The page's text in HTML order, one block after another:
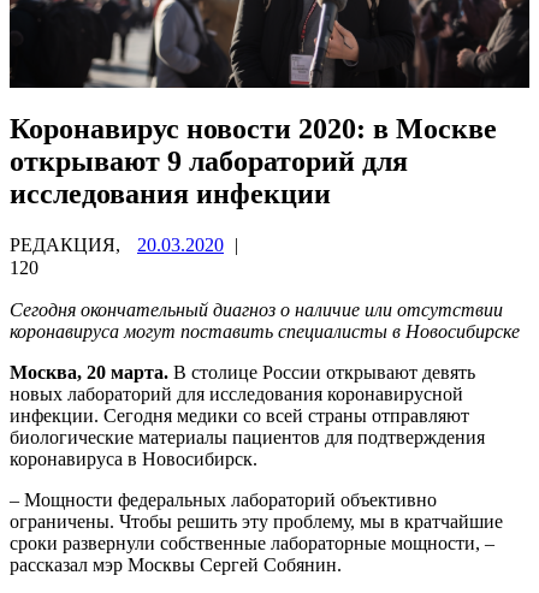
Коронавирус новости 2020: в Москве
открывают 9 лабораторий для
исследования инфекции
РЕДАКЦИЯ, 20.03.2020 |
120
Сегодня окончательный диагноз о наличие или отсутствии
коронавируса могут поставить специалисты в Новосибирске
Москва, 20 марта. В столице России открывают девять
новых лабораторий для исследования коронавирусной
инфекции. Сегодня медики со всей страны отправляют
биологические материалы пациентов для подтверждения
коронавируса в Новосибирск.
– Мощности федеральных лабораторий объективно
ограничены. Чтобы решить эту проблему, мы в кратчайшие
сроки развернули собственные лабораторные мощности, –
рассказал мэр Москвы Сергей Собянин.